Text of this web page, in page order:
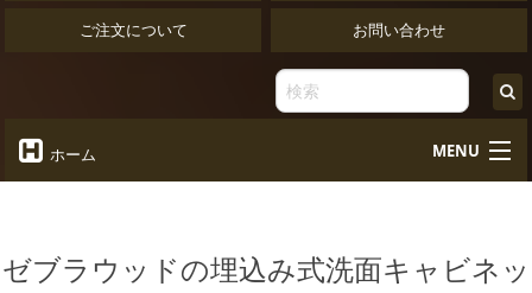
ご注文について お問い合わせ
ホーム MENU
オーダーデスク
Desk
ゼブラウッドの埋込み式洗面キャビネッ